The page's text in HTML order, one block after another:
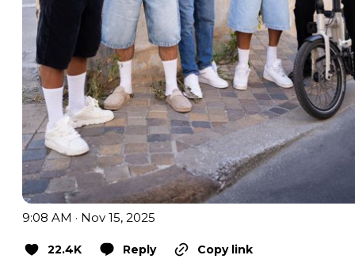
9:08 AM · Nov 15, 2025
22.4K Reply
Copy link